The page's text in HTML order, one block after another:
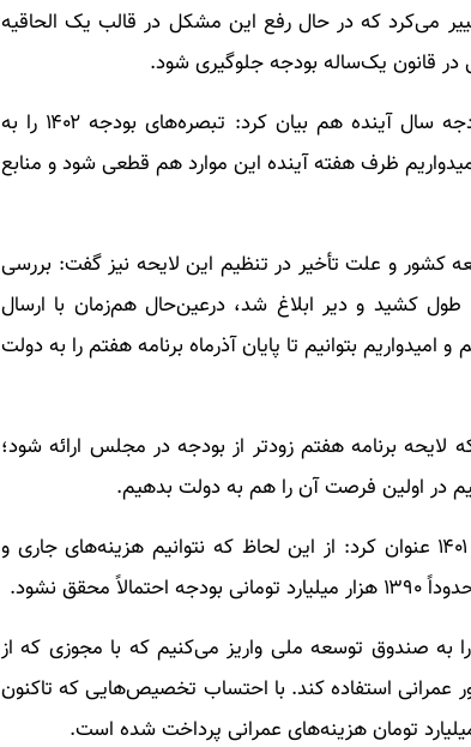
می‌کرد که در حال رفع این مشکل در قالب یک الحاقیه
قانون یک‌ساله بودجه جلوگیری شود.
رئیس سازمان برنامه‌وبودجه درباره آخرین وضعیت لایحه بودجه سال آینده هم بیان کرد: تبصره‌های بودجه ۱۴۰۲ را به
ظرف هفته آینده این موارد هم قطعی شود و منابع
کشور و علت تأخیر در تنظیم این لایحه نیز گفت: بررسی
کشید و دیر ابلاغ شد، درعین‌حال هم‌زمان با ارسال
بتوانیم تا پایان آذرماه برنامه هفتم را به دولت
برنامه هفتم زودتر از بودجه در مجلس ارائه شود؛
در اولین فرصت آن را هم به دولت بدهیم.
رئیس سازمان برنامه‌وبودجه در ادامه راجع به کسری بودجه ۱۴۰۱ عنوان کرد: از این لحاظ که نتوانیم هزینه‌های جاری و
نشود.
۴۰ درصد درآمد‌های نفتی را به صندوق توسعه ملی واریز می‌کنیم که با مجوزی که از
۱۰ درصد آن را برای امور عمرانی استفاده کند. با احتساب تخصیص‌هایی که تاکنون